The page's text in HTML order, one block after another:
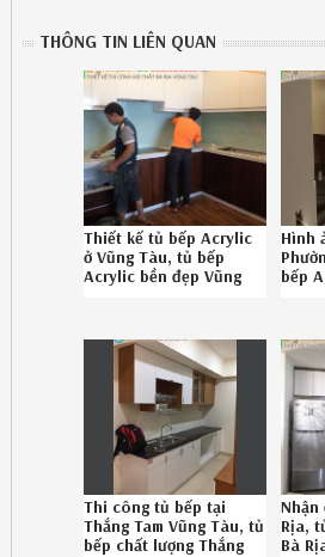
THÔNG TIN LIÊN QUAN
Thiết kế tủ bếp Acrylic
ở Vũng Tàu, tủ bếp
Acrylic bền đẹp Vũng
Hình
bếp
Thi công tủ bếp tại
Thắng Tam Vũng Tàu, tủ
bếp chất lượng Thắng
Nhận
Rịa,
Bà